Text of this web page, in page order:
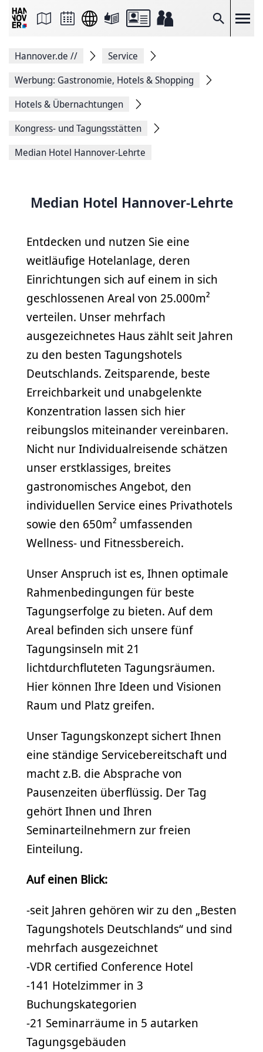
Suche
Seite
Facebook
teilen
Seitenlink
Seite
Hannover.de //
Service
Werbung: Gastronomie, Hotels & Shopping
Hotels & Übernachtungen
Kongress- und Tagungsstätten
Median Hotel Hannover-Lehrte
Median Hotel Hannover-Lehrte
Entdecken und nutzen Sie eine
weitläufige Hotelanlage, deren
Einrichtungen sich auf einem in sich
geschlossenen Areal von 25.000m²
verteilen. Unser mehrfach
ausgezeichnetes Haus zählt seit Jahren
zu den besten Tagungshotels
Deutschlands. Zeitsparende, beste
Erreichbarkeit und unabgelenkte
Konzentration lassen sich hier
reibungslos miteinander vereinbaren.
Nicht nur Individualreisende schätzen
unser erstklassiges, breites
gastronomisches Angebot, den
individuellen Service eines Privathotels
sowie den 650m² umfassenden
Wellness- und Fitnessbereich.
Unser Anspruch ist es, Ihnen optimale
Rahmenbedingungen für beste
Tagungserfolge zu bieten. Auf dem
Areal befinden sich unsere fünf
Tagungsinseln mit 21
lichtdurchfluteten Tagungsräumen.
Hier können Ihre Ideen und Visionen
Raum und Platz greifen.
Unser Tagungskonzept sichert Ihnen
eine ständige Servicebereitschaft und
macht z.B. die Absprache von
Pausenzeiten überflüssig. Der Tag
gehört Ihnen und Ihren
Seminarteilnehmern zur freien
Einteilung.
Auf einen Blick:
-seit Jahren gehören wir zu den „Besten
Tagungshotels Deutschlands“ und sind
mehrfach ausgezeichnet
-VDR certified Conference Hotel
-141 Hotelzimmer in 3
Buchungskategorien
-21 Seminarräume in 5 autarken
Tagungsgebäuden